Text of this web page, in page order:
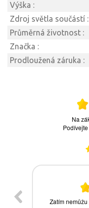
Výška :
Zdroj světla součástí :
Průměrná životnost :
Značka :
Prodloužená záruka :